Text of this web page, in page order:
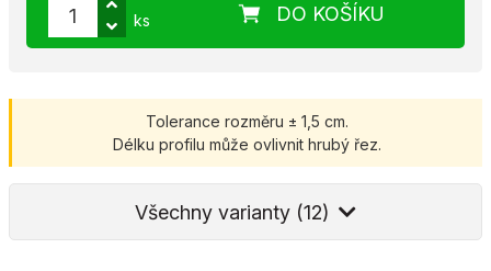
DO KOŠÍKU
ks
Tolerance rozměru ± 1,5 cm.
Délku profilu může ovlivnit hrubý řez.
Všechny varianty (12)